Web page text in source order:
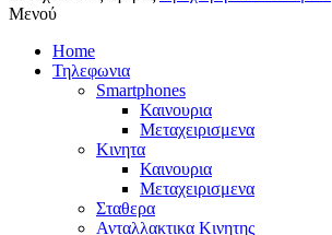
Μενού
Home
Τηλεφωνια
Smartphones
Καινουρια
Μεταχειρισμενα
Κινητα
Καινουρια
Μεταχειρισμενα
Σταθερα
Ανταλλακτικα Κινητης